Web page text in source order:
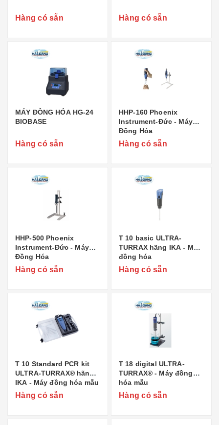
Hàng có sẵn Hàng có sẵn
MÁY ĐỒNG HÓA HG-24
BIOBASE
Hàng có sẵn
HHP-160 Phoenix
Instrument-Đức - Máy
Đồng Hóa
Hàng có sẵn
HHP-500 Phoenix
Instrument-Đức - Máy
Đồng Hóa
Hàng có sẵn
T 10 basic ULTRA-
TURRAX hãng IKA - Máy
đồng hóa
Hàng có sẵn
T 10 Standard PCR kit
ULTRA-TURRAX® hãng
IKA - Máy đồng hóa mẫu
Hàng có sẵn
T 18 digital ULTRA-
TURRAX® - Máy đồng
hóa mẫu
Hàng có sẵn